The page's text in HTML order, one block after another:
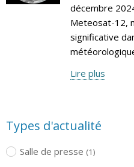
décembre
Meteosat-12,
significative
Lire plus
Types d'actualité
Salle de presse (1)